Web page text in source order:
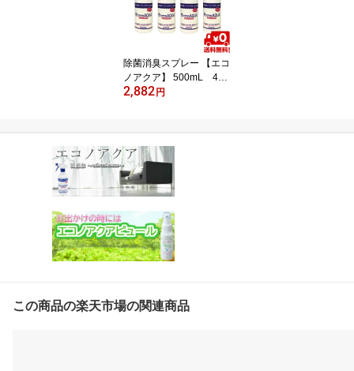
消臭 赤ちゃん 次亜塩素
酸 介護 携帯 次亜塩素酸
水 衣類 日本製 ドアノブ
除菌スプレー 消臭スプレ
ー
除菌消臭スプレー 【エコ
ノアクア】 500mL 4本
入りペット トイレ 靴 部
ゃ 次亜塩素酸水 ウイル
ス 日本製 ノンアルコー
ル テーブル 次亜塩素酸
衣類 除菌スプレー 消臭
2,882円
この商品の楽天市場の関連商品